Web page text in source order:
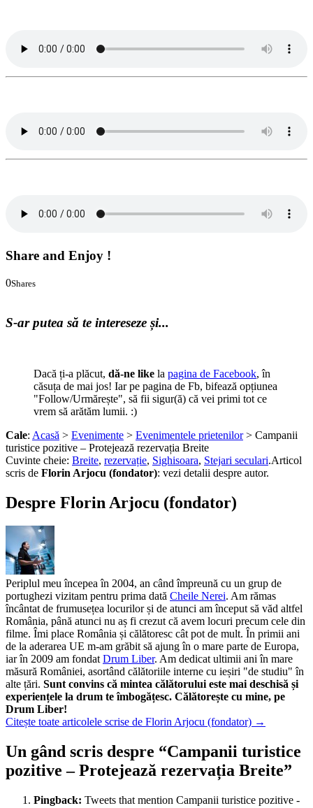
Share and Enjoy !
0Shares
S-ar putea să te intereseze și...
Dacă ți-a plăcut, dă-ne like la pagina de Facebook, în
căsuța de mai jos! Iar pe pagina de Fb, bifează opțiunea
"Follow/Urmărește", să fii sigur(ă) că vei primi tot ce
vrem să arătăm lumii. :)
Cale: Acasă > Evenimente > Evenimentele prietenilor> Campanii
turistice pozitive – Protejează rezervația Breite
Cuvinte cheie: Breite, rezervație, Sighisoara, Stejari seculari.Articol
scris de Florin Arjocu (fondator): vezi detalii despre autor.
Despre Florin Arjocu (fondator)
Periplul meu începea în 2004, an când împreună cu un grup de
portughezi vizitam pentru prima dată Cheile Nerei. Am rămas
încântat de frumusețea locurilor și de atunci am început să văd altfel
România, până atunci nu aș fi crezut că avem locuri precum cele din
filme. Îmi place România și călătoresc cât pot de mult. În primii ani
de la aderarea UE m-am grăbit să ajung în o mare parte de Europa,
iar în 2009 am fondatDrum Liber. Am dedicat ultimii ani în mare
măsură României, asortând călătoriile interne cu ieșiri "de studiu" în
alte țări. Sunt convins că mintea călătorului este mai deschisă și
experiențele la drum te îmbogățesc. Călătorește cu mine, pe
Drum Liber!
Citește toate articolele scrise de Florin Arjocu (fondator) →
Un gând scris despre “Campanii turistice
pozitive – Protejează rezervația Breite”
Pingback: Tweets that mention Campanii turistice pozitive -